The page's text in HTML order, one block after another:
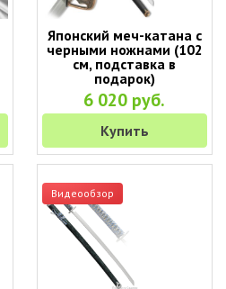
Японский меч-катана с
черными ножнами (102
см, подставка в
подарок)
6 020 руб.
Купить
Видеообзор